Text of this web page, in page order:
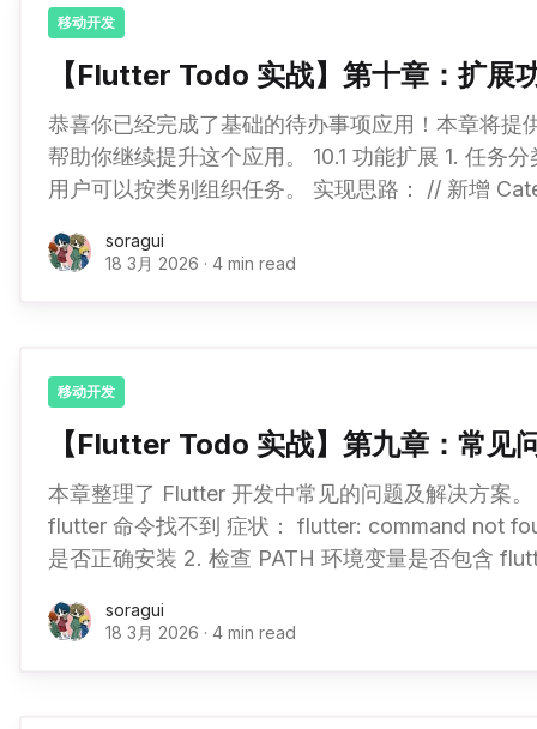
移动开发
【Flutter Todo 实战】第十章：扩展
恭喜你已经完成了基础的待办事项应用！本章将提
帮助你继续提升这个应用。 10.1 功能扩展 1. 任务分类 添加任务分类功能，让
用户可以按类别组织任务。 实现思路： // 新增 Category 模型 class
IconData icon; } // Task 模型添加
soragui
18 3月 2026 · 4 min read
移动开发
【Flutter Todo 实战】第九章：常见
本章整理了 Flutter 开发中常见的问题及解决方案。 9.1 环境相关问题 问题
flutter 命令找不到 症状： flutter: command not found 解决： 1. 检查 Flutter
是否正确安装 2. 检查 PATH 环境变量是否包含 flutter/bin 3. 重新打开终端使
soragui
18 3月 2026 · 4 min read